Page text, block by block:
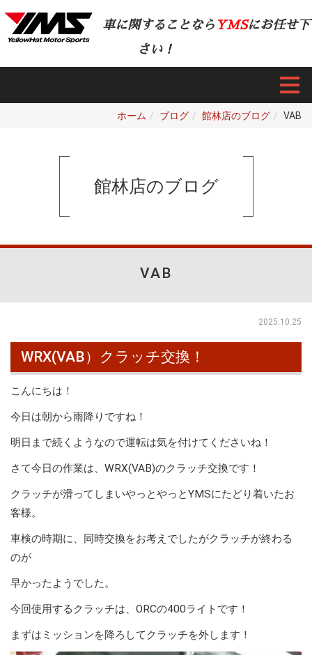
車に関することなら YMSにお任せ下
さい！
ホーム ブログ 館林店のブログ VAB
館林店のブログ
VAB
2025.10.25
WRX(VAB）クラッチ交換！
こんにちは！
今日は朝から雨降りですね！
明日まで続くようなので運転は気を付けてくださいね！
さて今日の作業は、WRX(VAB)のクラッチ交換です！
クラッチが滑ってしまいやっとやっとYMSにたどり着いたお
客様。
車検の時期に、同時交換をお考えでしたがクラッチが終わる
のが
早かったようでした。
今回使用するクラッチは、ORCの400ライトです！
まずはミッションを降ろしてクラッチを外します！